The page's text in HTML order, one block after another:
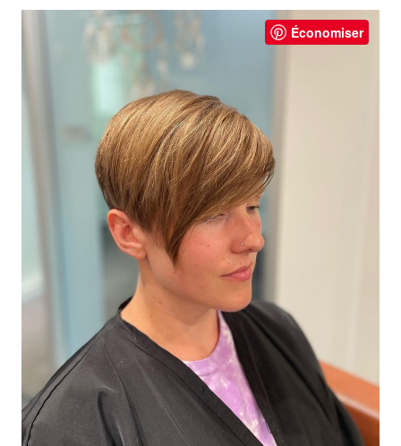
Économiser